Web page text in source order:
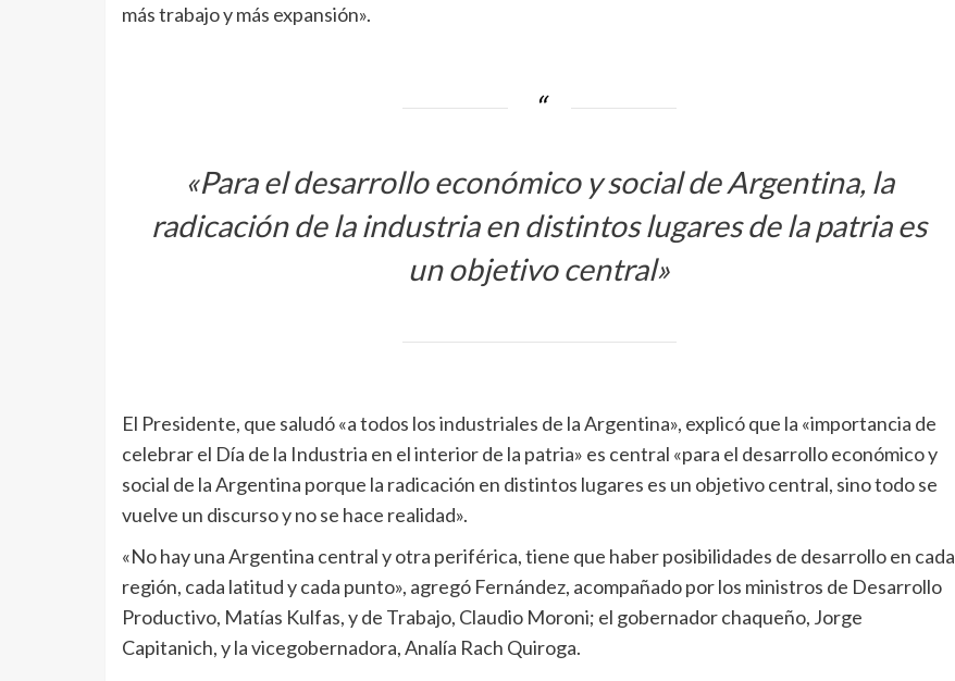
más trabajo y más expansión».
«Para el desarrollo económico y social de Argentina, la
radicación de la industria en distintos lugares de la patria es
un objetivo central»
El Presidente, que saludó «a todos los industriales de la Argentina», explicó que la «importancia de
celebrar el Día de la Industria en el interior de la patria» es central «para el desarrollo económico y
social de la Argentina porque la radicación en distintos lugares es un objetivo central, sino todo se
vuelve un discurso y no se hace realidad».
«No hay una Argentina central y otra periférica, tiene que haber posibilidades de desarrollo en cada
región, cada latitud y cada punto», agregó Fernández, acompañado por los ministros de Desarrollo
Productivo, Matías Kulfas, y de Trabajo, Claudio Moroni; el gobernador chaqueño, Jorge
Capitanich, y la vicegobernadora, Analía Rach Quiroga.